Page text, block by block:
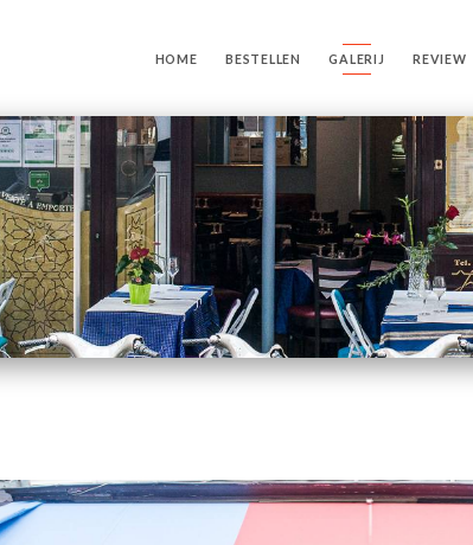
HOME BESTELLEN GALERIJ REVIEW